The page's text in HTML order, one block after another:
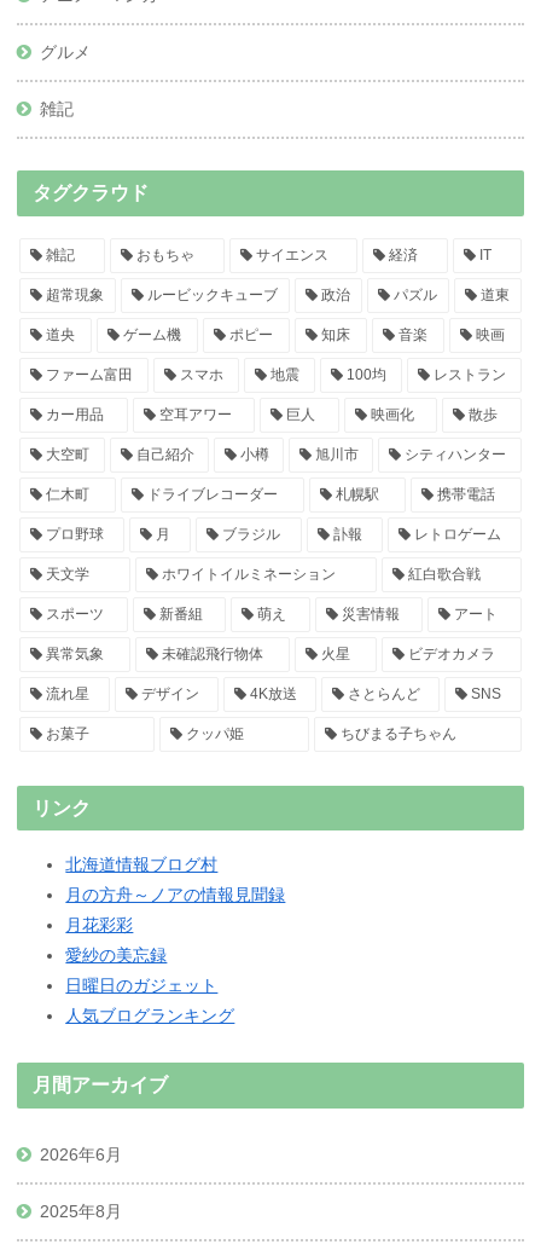
グルメ
雑記
タグクラウド
雑記 おもちゃ サイエンス 経済 IT
超常現象 ルービックキューブ 政治 パズル 道東
道央 ゲーム機 ポピー 知床 音楽 映画
ファーム富田 スマホ 地震 100均 レストラン
カー用品 空耳アワー 巨人 映画化 散歩
大空町 自己紹介 小樽 旭川市 シティハンター
仁木町 ドライブレコーダー 札幌駅 携帯電話
プロ野球 月 ブラジル 訃報 レトロゲーム
天文学 ホワイトイルミネーション 紅白歌合戦
スポーツ 新番組 萌え 災害情報 アート
異常気象 未確認飛行物体 火星 ビデオカメラ
流れ星 デザイン 4K放送 さとらんど SNS
お菓子 クッパ姫 ちびまる子ちゃん
リンク
北海道情報ブログ村
月の方舟～ノアの情報見聞録
月花彩彩
愛紗の美忘録
日曜日のガジェット
人気ブログランキング
月間アーカイブ
2026年6月
2025年8月